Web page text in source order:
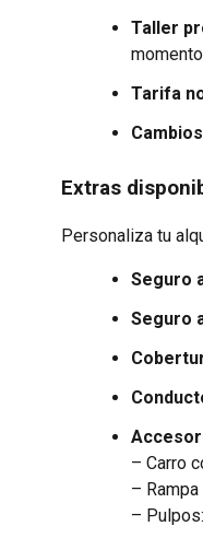
Taller
Tarifa
Extras
Personaliza tu
Seguro
Seguro
– Carro
–
– Pulpos: